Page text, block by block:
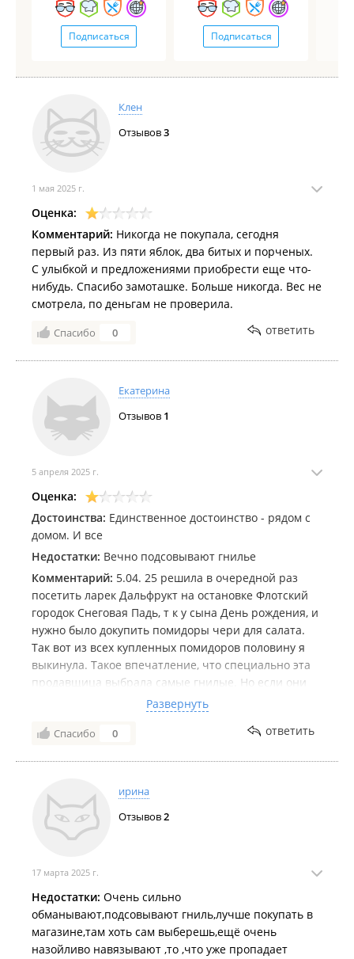
Подписаться Подписаться
Клен
Отзывов3
1 мая 2025 г.
Оценка:
Комментарий: Никогда не покупала, сегодня
первый раз. Из пяти яблок, два битых и порченых.
С улыбкой и предложениями приобрести еще что-
нибудь. Спасибо замоташке. Больше никогда. Вес не
смотрела, по деньгам не проверила.
Спасибо 0 ответить
Екатерина
Отзывов 1
5 апреля 2025 г.
Оценка:
Достоинства: Единственное достоинство - рядом с
домом. И все
Недостатки: Вечно подсовывают гнилье
Комментарий: 5.04. 25 решила в очередной раз
посетить ларек Дальфрукт на остановке Флотский
городок Снеговая Падь, т к у сына День рождения, и
нужно было докупить помидоры чери для салата.
Так вот из всех купленных помидоров половину я
выкинула. Такое впечатление, что специально эта
продавщица выбрала самые гнилые. Но если они
такие не очень, ну скажи честно, что лучше не
брать. И именно этот продавец кладет вечно все
гнилье! Зато очень вежливо. Зачем так делать? У
другое место нет возможности.
Развернуть
Спасибо 0 ответить
ирина
Отзывов2
17 марта 2025 г.
Недостатки: Очень сильно
обманывают,подсовывают гниль,лучше покупать в
магазине,там хоть сам выберешь,ещё очень
назойливо навязывают ,то ,что уже пропадает